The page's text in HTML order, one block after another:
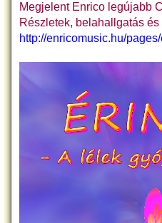
Megjelent Enrico legújabb
Részletek, belahallgatás
http://enricomusic.hu/